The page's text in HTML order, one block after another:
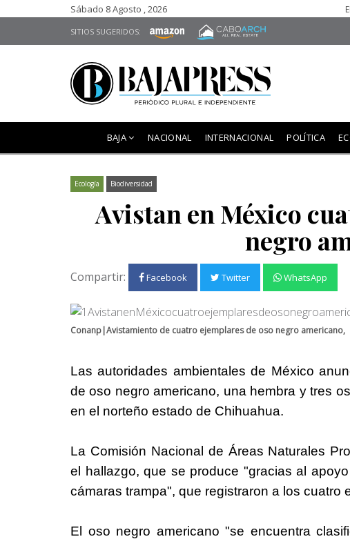
Sábado 8 Agosto , 2026
SITIOS SUGERIDOS:
BAJA NACIONAL INTERNACIONAL POLÍTICA
Ecología Biodiversidad
Avistan en México
negro
Compartir: Facebook Twitter WhatsApp
Conanp|Avistamiento de cuatro ejemplares de oso negro americano,
Las autoridades ambientales de México
de oso negro americano, una hembra y tres
en el norteño estado de Chihuahua.
La Comisión Nacional de Áreas Naturales
el hallazgo, que se produce "gracias al
cámaras trampa", que registraron a los cuatro
El oso negro americano "se encuentra